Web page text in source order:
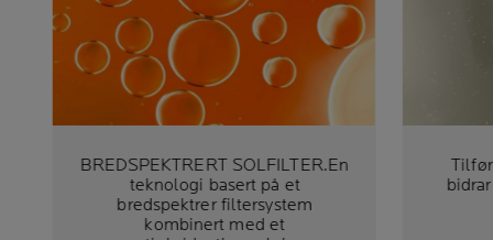
BREDSPEKTRERT SOLFILTER.En
teknologi basert på et
bredspektrer filtersystem
kombinert med et